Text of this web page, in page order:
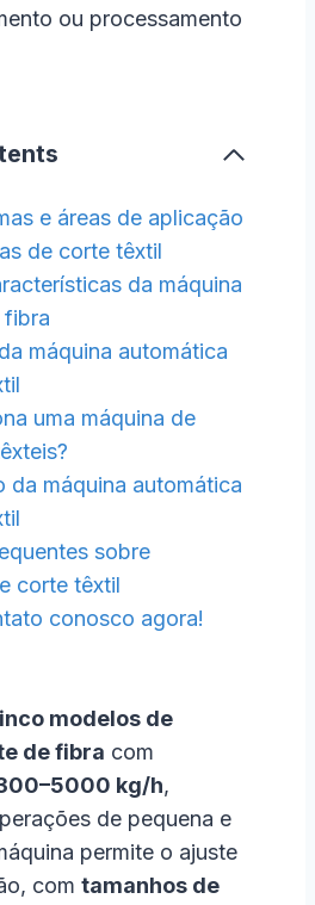
ou processamento
e áreas de aplicação
de corte têxtil
da máquina
fibra
máquina automática
uma máquina de
da máquina automática
sobre
corte têxtil
conosco agora!
modelos de
de fibra com
kg/h,
de pequena e
permite o ajuste
com tamanhos de